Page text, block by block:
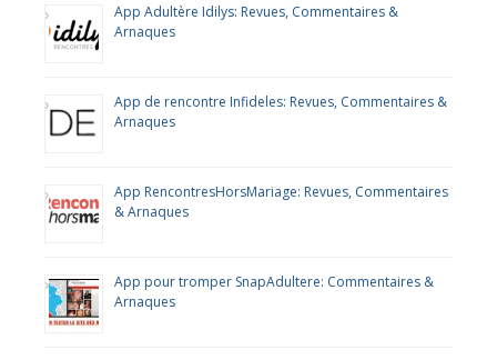
App Adultère Idilys: Revues, Commentaires &
Arnaques
App de rencontre Infideles: Revues, Commentaires &
Arnaques
App RencontresHorsMariage: Revues, Commentaires
& Arnaques
App pour tromper SnapAdultere: Commentaires &
Arnaques